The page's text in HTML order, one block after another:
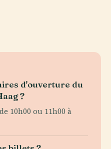
d'ouverture du
?
10h00 ou 11h00 à